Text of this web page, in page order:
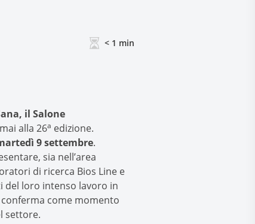
< 1 min
il Salone
alla 26a edizione.
9 settembre.
sia nell’area
di ricerca Bios Line e
del loro intenso lavoro in
come momento
settore.